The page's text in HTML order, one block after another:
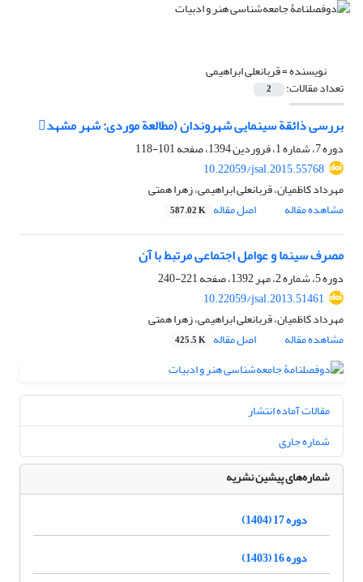
نویسنده =قربانعلی ابراهیمی
تعداد مقالات: 2
بررسی ذائقة سینمایی شهروندان (مطالعة موردی: شهر مشهد
دوره 7، شماره 1، فروردین 1394، صفحه
101-118
10.22059/jsal.2015.55768
مهرداد کاظمیان، قربانعلی ابراهیمی، زهرا همتی
مشاهده مقاله
اصل مقاله 587.02 K
مصرف سینما و عوامل اجتماعی مرتبط با آن
دوره 5، شماره 2، مهر 1392، صفحه
221-240
10.22059/jsal.2013.51461
مهرداد کاظمیان، قربانعلی ابراهیمی، زهرا همتی
مشاهده مقاله
اصل مقاله 425.5 K
مقالات آماده انتشار
شماره جاری
شماره‌های پیشین نشریه
دوره 17 (1404)
دوره 16 (1403)